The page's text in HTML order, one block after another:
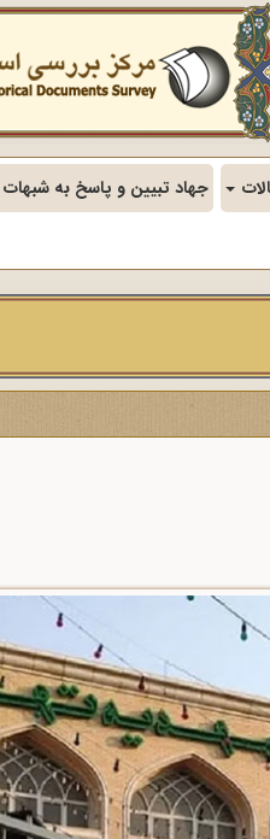
جهاد تبیین و پاسخ به